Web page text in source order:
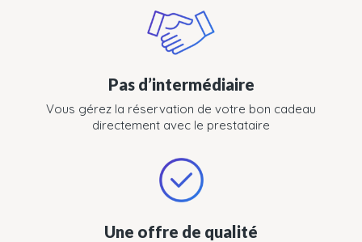
Pas d’intermédiaire
Vous gérez la réservation de votre bon cadeau
directement avec le prestataire
Une offre de qualité